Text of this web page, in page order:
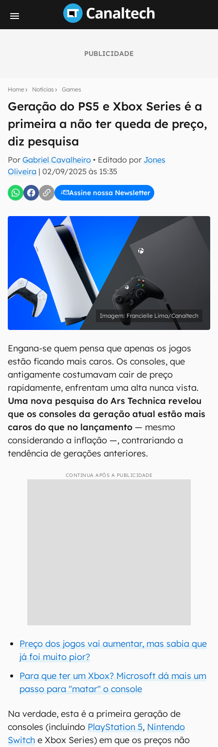
PUBLICIDADE
Home Notícias Games
Geração do PS5 e Xbox Series é a
primeira a não ter queda de preço,
diz pesquisa
Por Gabriel Cavalheiro • Editado por Jones
Oliveira | 02/09/2025 às 15:35
Assine nossa Newsletter
notícias e reviews sobre tecnologia em primeira
E-mail
inscreva-se
Confirmo que li, aceito e concordo com os Termos de
Uso e Política de Privacidade do Canaltech.
Francielle Lima/Canaltech
Engana-se quem pensa que apenas os jogos
estão ficando mais caros. Os consoles, que
antigamente costumavam cair de preço
rapidamente, enfrentam uma alta nunca vista.
Uma nova pesquisa do Ars Technica revelou
que os consoles da geração atual estão mais
caros do que no lançamento — mesmo
considerando a inflação —, contrariando a
tendência de gerações anteriores.
CONTINUA APÓS A PUBLICIDADE
Preço dos jogos vai aumentar, mas sabia que
já foi muito pior?
Para que ter um Xbox? Microsoft dá mais um
passo para "matar" o console
Na verdade, esta é a primeira geração de
consoles (incluindo PlayStation 5, Nintendo
Switch e Xbox Series) em que os preços não